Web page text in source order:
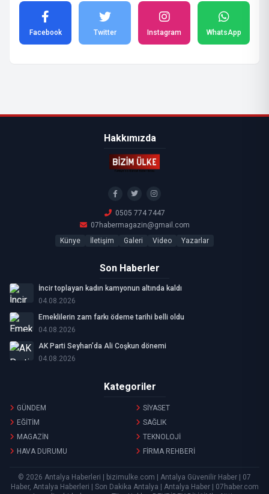
Facebook Twitter Instagram WhatsApp
Hakkımızda
0505 774 7447
07habermagazin@gmail.com
Künye
İletişim Galeri Video Yazarlar
Son Haberler
İncir toplayan kadın kamyonun altında kaldı
04.08.2026
Emeklilerin zam farkı ödeme tarihi belli oldu
04.08.2026
AK Parti Seyhan’da Ali Coşkun dönemi
04.08.2026
Kategoriler
GÜNDEM
SİYASET
EĞİTİM
SAĞLIK
MAGAZİN
TEKNOLOJİ
HAVA DURUMU
FİRMA REHBERİ
© 2026 Antalya Haberleri | bizimulke.com | Antalya Güvenilir Haber | 07
Haber, Antalya Haberleri | Son Dakika Antalya | Antalya Haber | 07haber.com